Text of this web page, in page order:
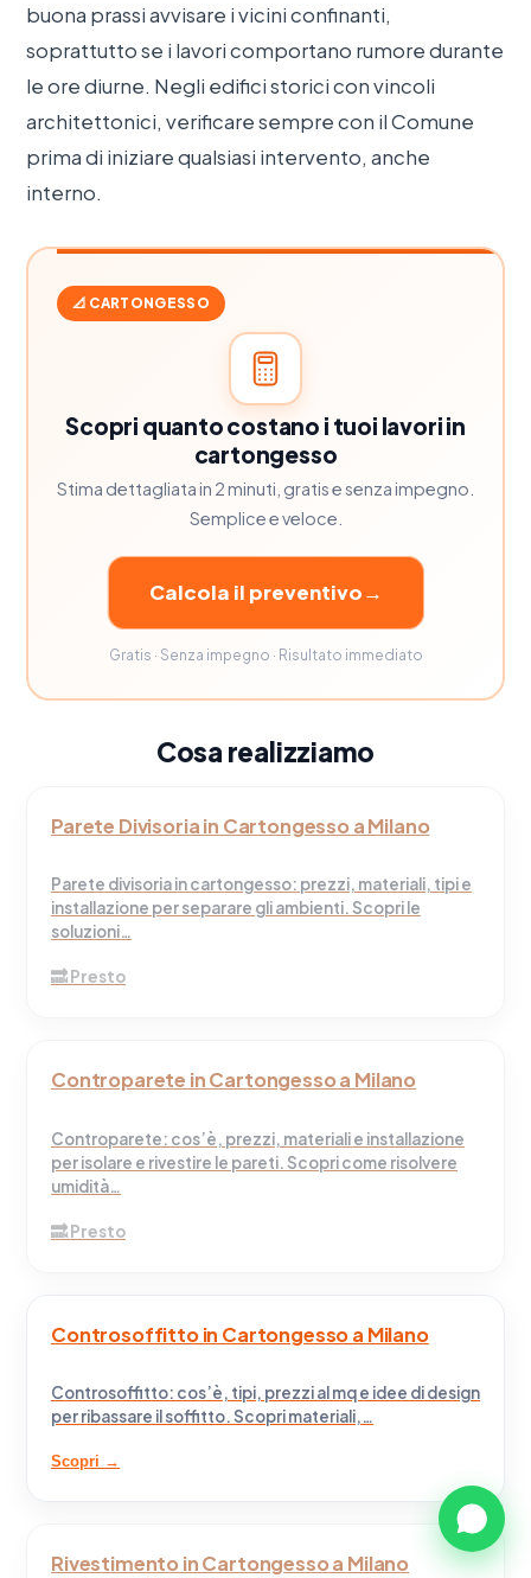
buona prassi avvisare i vicini confinanti,
soprattutto se i lavori comportano rumore durante
le ore diurne. Negli edifici storici con vincoli
architettonici, verificare sempre con il Comune
prima di iniziare qualsiasi intervento, anche
interno.
📐 CARTONGESSO
Scopri quanto costano i tuoi lavori in
cartongesso
Stima dettagliata in 2 minuti, gratis e senza impegno.
Semplice e veloce.
Calcola il preventivo→
Gratis · Senza impegno · Risultato immediato
Cosa realizziamo
Parete Divisoria in Cartongesso a Milano
Parete divisoria in cartongesso: prezzi, materiali, tipi e
installazione per separare gli ambienti. Scopri le
soluzioni…
Controparete in Cartongesso a Milano
Controparete: cos’è, prezzi, materiali e installazione
per isolare e rivestire le pareti. Scopri come risolvere
umidità…
Controsoffitto in Cartongesso a Milano
Controsoffitto: cos’è, tipi, prezzi al mq e idee di design
per ribassare il soffitto. Scopri materiali,…
Scopri →
Rivestimento in Cartongesso a Milano